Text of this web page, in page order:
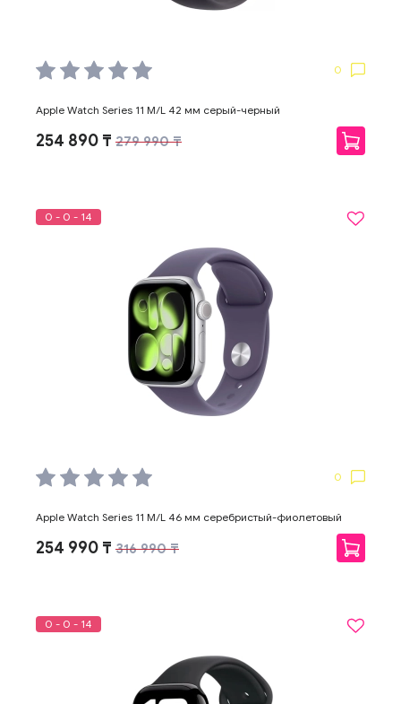
0
Apple Watch Series 11 M/L 42 мм серый-черный
254 890 ₸ 279 990 ₸
0 - 0 - 14
0
Apple Watch Series 11 M/L 46 мм серебристый-фиолетовый
254 990 ₸ 316 990 ₸
0 - 0 - 14